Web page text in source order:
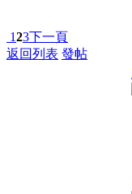
123下一頁
返回列表 發帖